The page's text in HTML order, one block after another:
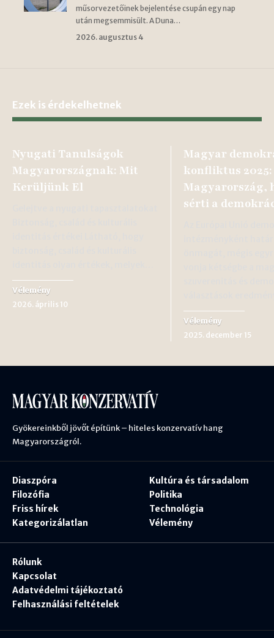
műsorvezetőinek bejelentése csupán egy nap
után megsemmisült. A Duna…
2026. augusztus 4
Ezek is érdekelhetnek
Nyugati Tanulságok
Magyarországnak: Mit
Kerüljünk El
Vélemény
2026. április 10
Magyar
konfliktus
Magyarország,
sérti a
Vélemény
2025. december 15
Gyökereinkből jövőt építünk – hiteles konzervatív hang
Magyarországról.
Diaszpóra
Filozófia
Friss hírek
Kategorizálatlan
Kultúra és társadalom
Politika
Technológia
Vélemény
Rólunk
Kapcsolat
Adatvédelmi tájékoztató
Felhasználási feltételek